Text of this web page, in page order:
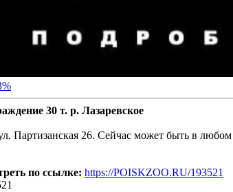
30 т. р. Лазаревское
Партизанская 26. Сейчас может быть в
по ссылке: https://POISKZOO.RU/193521